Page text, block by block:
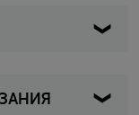
613P - I